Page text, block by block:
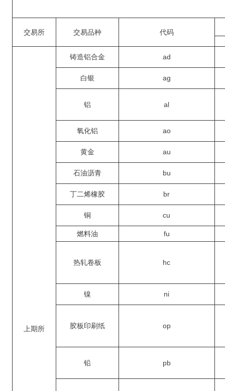
交易所 交易品种 代码
上期所
铸造铝合金 ad
白银 ag
铝 al
氧化铝 ao
黄金 au
石油沥青 bu
丁二烯橡胶 br
铜 cu
燃料油 fu
热轧卷板 hc
镍 ni
胶板印刷纸 op
铅 pb